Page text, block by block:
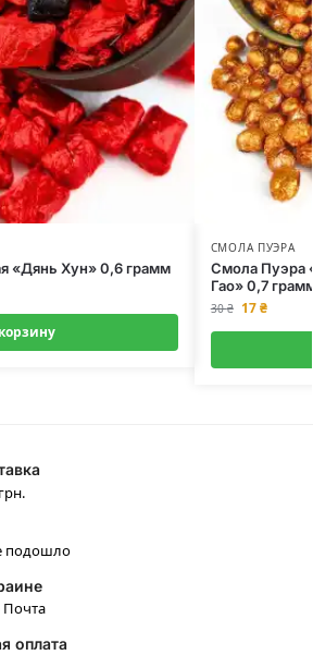
«Дянь Хун» 0,6 грамм
СМОЛА ПУЭРА
Смола Пуэра
Гао» 0,7
30₴ 17₴
подошло
Почта
оплата